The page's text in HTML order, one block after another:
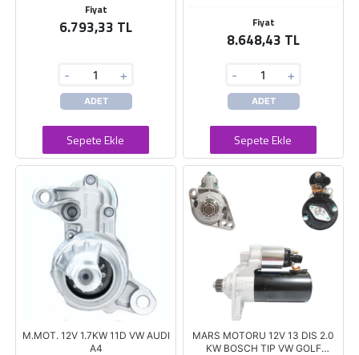
Fiyat
6.793,33 TL
- +
ADET
Sepete Ekle
Fiyat
8.648,43 TL
- +
ADET
Sepete Ekle
M.MOT. 12V 1.7KW 11D VW AUDI
A4
MARS MOTORU 12V 13 DIS 2.0
KW BOSCH TIP VW GOLF